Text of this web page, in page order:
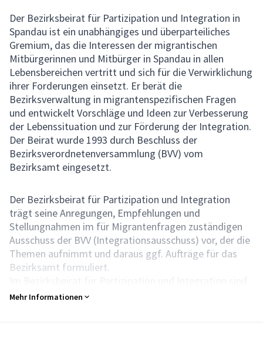
Der Bezirksbeirat für Partizipation und Integration in
Spandau ist ein unabhängiges und überparteiliches
Gremium, das die Interessen der migrantischen
Mitbürgerinnen und Mitbürger in Spandau in allen
Lebensbereichen vertritt und sich für die Verwirklichung
ihrer Forderungen einsetzt. Er berät die
Bezirksverwaltung in migrantenspezifischen Fragen
und entwickelt Vorschläge und Ideen zur Verbesserung
der Lebenssituation und zur Förderung der Integration.
Der Beirat wurde 1993 durch Beschluss der
Bezirksverordnetenversammlung (BVV) vom
Bezirksamt eingesetzt.
Der Bezirksbeirat für Partizipation und Integration
trägt seine Anregungen, Empfehlungen und
Stellungnahmen im für Migrantenfragen zuständigen
Ausschuss der BVV (Integrationsausschuss) vor, der die
Themen aufnimmt und daraus ggf. Aufträge für das
Bezirksamt formuliert.
die in der Migrantinnen und Migranten Arbeit in
Mehr Informationen